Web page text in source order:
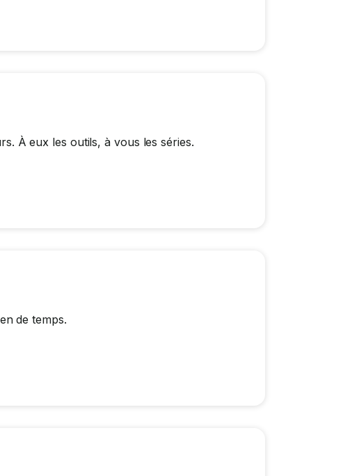
À eux les outils, à vous les séries.
de temps.